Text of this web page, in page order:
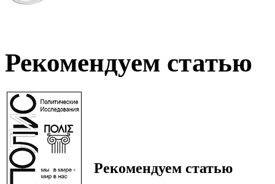
Рекомендуем статью
Рекомендуем статью